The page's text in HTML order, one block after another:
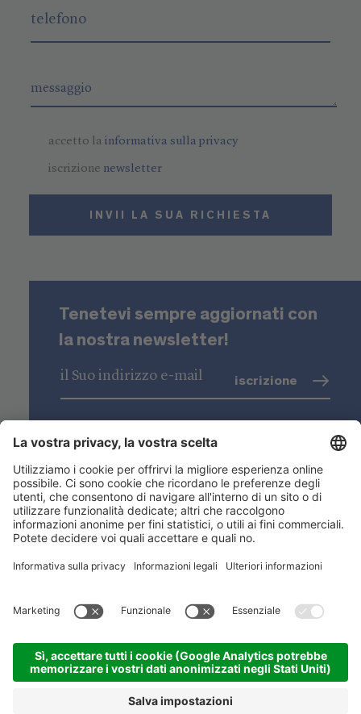
accetto lainformativa sulla privacy
iscrizione newsletter
INVII LA SUA RICHIESTA
Tenetevi sempre aggiornati con
la nostra newsletter!
iscrizione
Niederstätter SpA
Sedi
Gamma prodotti
Link utili
ACADEMY